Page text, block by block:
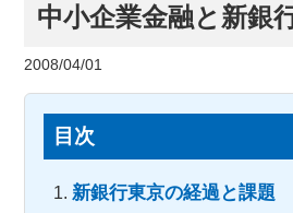
中小企業金融と新銀
2008/04/01
目次
新銀行東京の経過と課題